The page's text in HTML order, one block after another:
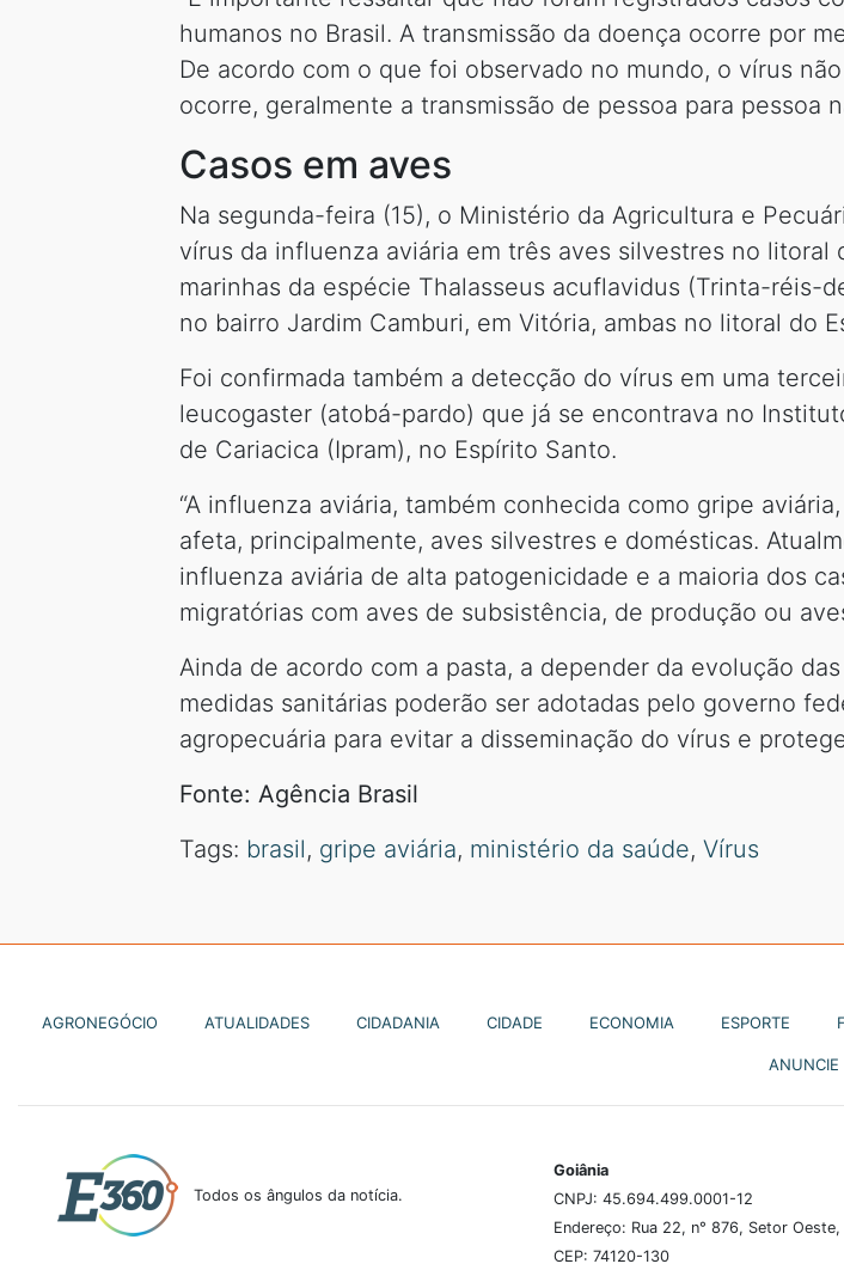
humanos no Brasil. A transmissão da doença ocorre por
De acordo com o que foi observado no mundo, o vírus
ocorre, geralmente a transmissão de pessoa para pessoa
Casos em aves
Na segunda-feira (15), o Ministério da Agricultura e
vírus da influenza aviária em três aves silvestres no litoral
marinhas da espécie Thalasseus acuflavidus (Trinta-réis-
no bairro Jardim Camburi, em Vitória, ambas no litoral do
Foi confirmada também a detecção do vírus em uma
leucogaster (atobá-pardo) que já se encontrava no
de Cariacica (Ipram), no Espírito Santo.
“A influenza aviária, também conhecida como gripe
afeta, principalmente, aves silvestres e domésticas.
influenza aviária de alta patogenicidade e a maioria dos
migratórias com aves de subsistência, de produção ou
Ainda de acordo com a pasta, a depender da evolução
medidas sanitárias poderão ser adotadas pelo governo
agropecuária para evitar a disseminação do vírus e
Fonte: Agência Brasil
Tags: brasil, gripe aviária, ministério da saúde, Vírus
AGRONEGÓCIO ATUALIDADES CIDADANIA CIDADE ECONOMIA ESPORTE
ANUNCIE
Todos os ângulos da notícia.
Goiânia
CNPJ: 45.694.499.0001-12
Endereço: Rua 22, n° 876, Setor Oeste,
CEP: 74120-130